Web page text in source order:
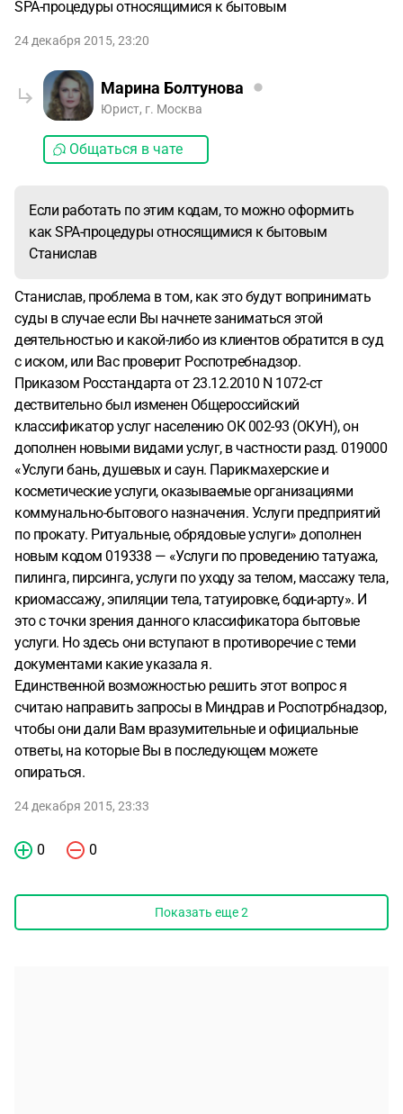
SPA-процедуры относящимися к бытовым
24 декабря 2015, 23:20
Марина Болтунова
Юрист, г. Москва
Общаться в чате
Если работать по этим кодам, то можно оформить
как SPA-процедуры относящимися к бытовым
Станислав
Станислав, проблема в том, как это будут вопринимать
суды в случае если Вы начнете заниматься этой
деятельностью и какой-либо из клиентов обратится в суд
с иском, или Вас проверит Роспотребнадзор.
Приказом Росстандарта от 23.12.2010 N 1072-ст
дествительно был изменен Общероссийский
классификатор услуг населению ОК 002-93 (ОКУН), он
дополнен новыми видами услуг, в частности разд. 019000
«Услуги бань, душевых и саун. Парикмахерские и
косметические услуги, оказываемые организациями
коммунально-бытового назначения. Услуги предприятий
по прокату. Ритуальные, обрядовые услуги» дополнен
новым кодом 019338 — «Услуги по проведению татуажа,
пилинга, пирсинга, услуги по уходу за телом, массажу тела,
криомассажу, эпиляции тела, татуировке, боди-арту». И
это с точки зрения данного классификатора бытовые
услуги. Но здесь они вступают в противоречие с теми
документами какие указала я.
Единственной возможностью решить этот вопрос я
считаю направить запросы в Миндрав и Роспотрбнадзор,
чтобы они дали Вам вразумительные и официальные
ответы, на которые Вы в последующем можете
опираться.
24 декабря 2015, 23:33
0 0
Показать еще2